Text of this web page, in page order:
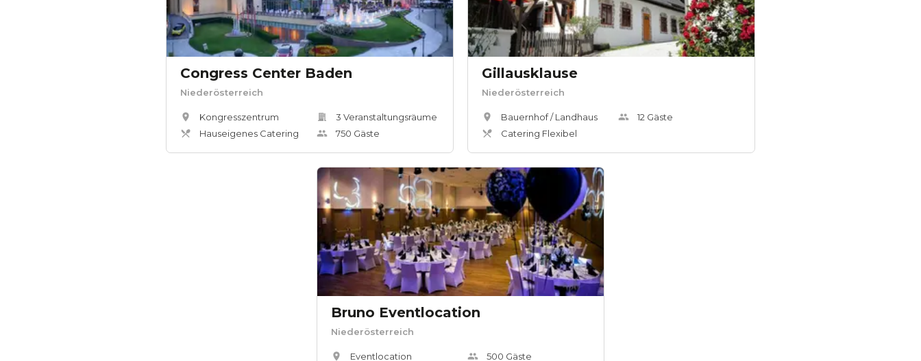
Congress Center Baden
Niederösterreich
Kongresszentrum
Hauseigenes Catering
3 Veranstaltungsräume
750 Gäste
Gillausklause
Niederösterreich
Bauernhof / Landhaus
Catering Flexibel
12 Gäste
Bruno Eventlocation
Niederösterreich
Eventlocation 500 Gäste